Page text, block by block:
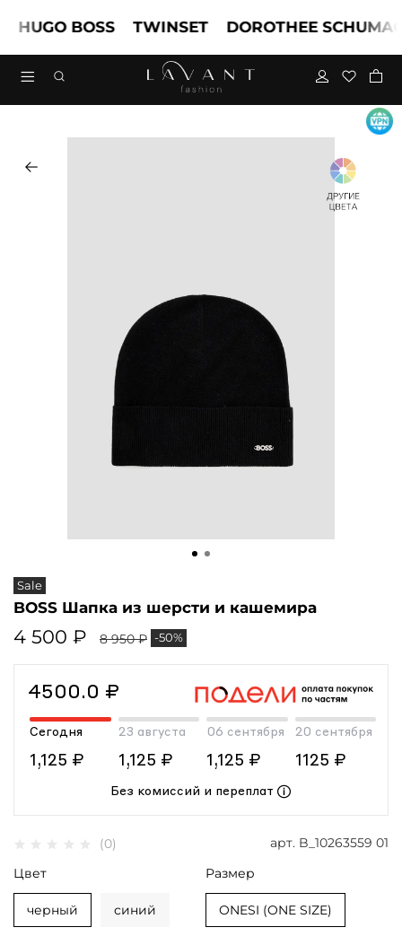
HUGO BOSS TWINSET DOROTHEE
Sale
(0) арт. B_10263559 01
BOSS Шапка из шерсти и кашемира
4 500 ₽ 8 950 ₽ -50%
4500.0 ₽
Сегодня
1,125 ₽
23 августа
1,125 ₽
06 сентября
1,125 ₽
20 сентября
1125 ₽
Без комиссий и переплат
Цвет
черный синий
Размер
ONESI (ONE SIZE)